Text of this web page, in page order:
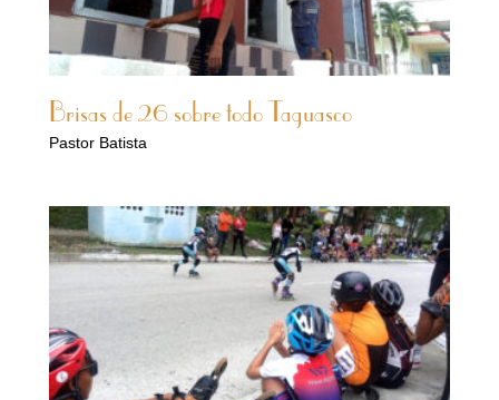
Brisas de 26 sobre todo Taguasco
Pastor Batista